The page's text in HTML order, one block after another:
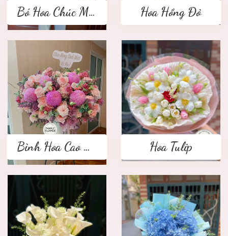
Bó Hoa Chúc Mừng Hoa Hồng Đỏ
Bình Hoa Cao Cấp Hoa Tulip